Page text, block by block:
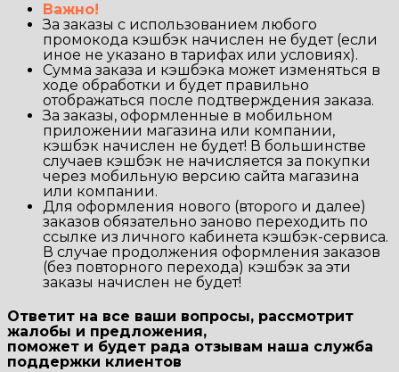
Важно!
За заказы с использованием любого
промокода кэшбэк начислен не будет (если
иное не указано в тарифах или условиях).
Сумма заказа и кэшбэка может изменяться в
ходе обработки и будет правильно
отображаться после подтверждения заказа.
За заказы, оформленные в мобильном
приложении магазина или компании,
кэшбэк начислен не будет! В большинстве
случаев кэшбэк не начисляется за покупки
через мобильную версию сайта магазина
или компании.
Для оформления нового (второго и далее)
заказов обязательно заново переходить по
ссылке из личного кабинета кэшбэк-сервиса.
В случае продолжения оформления заказов
(без повторного перехода) кэшбэк за эти
заказы начислен не будет!
Ответит на все ваши вопросы, рассмотрит
жалобы и предложения,
поможет и будет рада отзывам наша служба
поддержки клиентов